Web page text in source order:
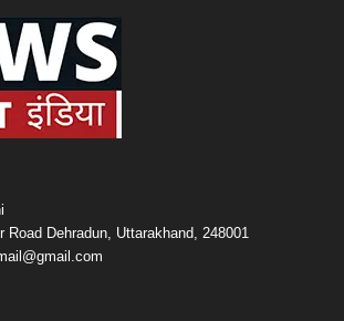
Road Dehradun, Uttarakhand, 248001